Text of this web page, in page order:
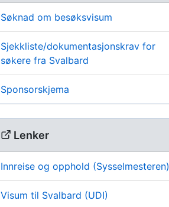
Søknad om besøksvisum
Sjekkliste/dokumentasjonskrav for
søkere fra Svalbard
Sponsorskjema
Lenker
Innreise og opphold (Sysselmesteren)
Visum til Svalbard (UDI)